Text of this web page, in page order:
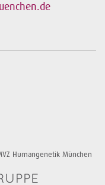
Humangenetik München